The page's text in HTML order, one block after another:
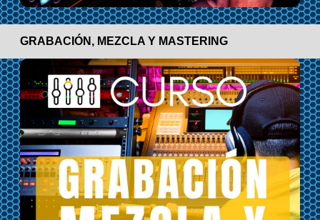
GRABACIÓN, MEZCLA Y MASTERING